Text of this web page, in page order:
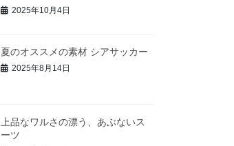
2025年10月4日
夏のオススメの素材 シアサッカー
2025年8月14日
上品なワルさの漂う、あぶないス
ーツ